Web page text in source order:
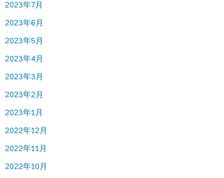
2023年7月
2023年6月
2023年5月
2023年4月
2023年3月
2023年2月
2023年1月
2022年12月
2022年11月
2022年10月